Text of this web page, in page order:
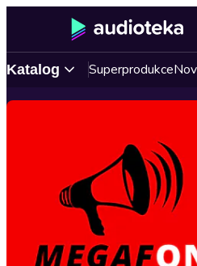
Katalog Superprodukce